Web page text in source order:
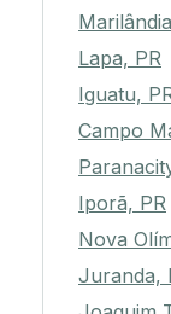
Lapa, PR
Iguatu,
Campo
Iporã, PR
Nova
Juranda,